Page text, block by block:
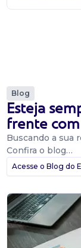
Blog
Esteja
frente
Buscando a sua
Confira o blog…
Acesse o Blog do